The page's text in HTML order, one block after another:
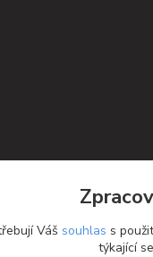
Váš souhlas s
týkající